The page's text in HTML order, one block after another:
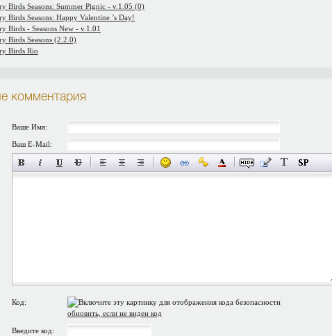
Birds Seasons: Summer Pignic - v.1.05 (0)
Birds Seasons: Happy Valentine ’s Day!
Birds - Seasons New - v.1.01
Birds Seasons (2.2.0)
Birds Rio
комментария
Ваше Имя:
Ваш E-Mail:
Код:
обновить, если не виден код
Введите код: